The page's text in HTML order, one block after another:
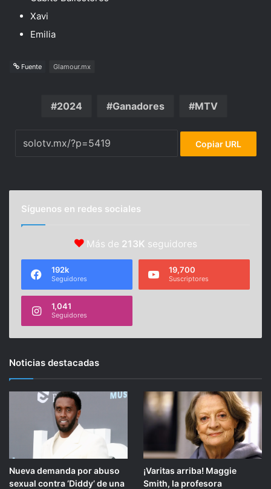
Xavi
Emilia
Fuente Glamour.mx
2024 Ganadores MTV
Copiar URL
Síguenos en redes sociales
Más de 213K seguidores
192k
Seguidores
19,700
Suscriptores
1,041
Seguidores
Noticias destacadas
Nueva demanda por abuso
sexual contra ‘Diddy’ de una
¡Varitas arriba! Maggie
Smith, la profesora